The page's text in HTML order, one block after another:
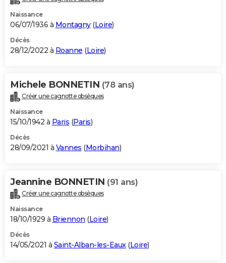
Naissance
06/07/1936 à Montagny(Loire)
Décès
28/12/2022 à Roanne (Loire)
Michele BONNETIN (78 ans)
Créer une cagnotte obsèques
Naissance
15/10/1942 à Paris (Paris)
Décès
28/09/2021 à Vannes (Morbihan)
Jeannine BONNETIN (91 ans)
Créer une cagnotte obsèques
Naissance
18/10/1929 à Briennon (Loire)
Décès
14/05/2021 à Saint-Alban-les-Eaux(Loire)